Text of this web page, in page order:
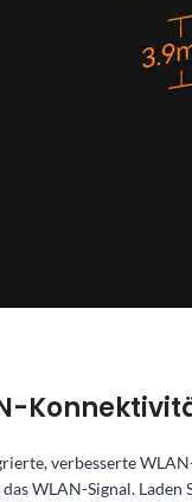
verbesserte
WLAN-Signal. Laden